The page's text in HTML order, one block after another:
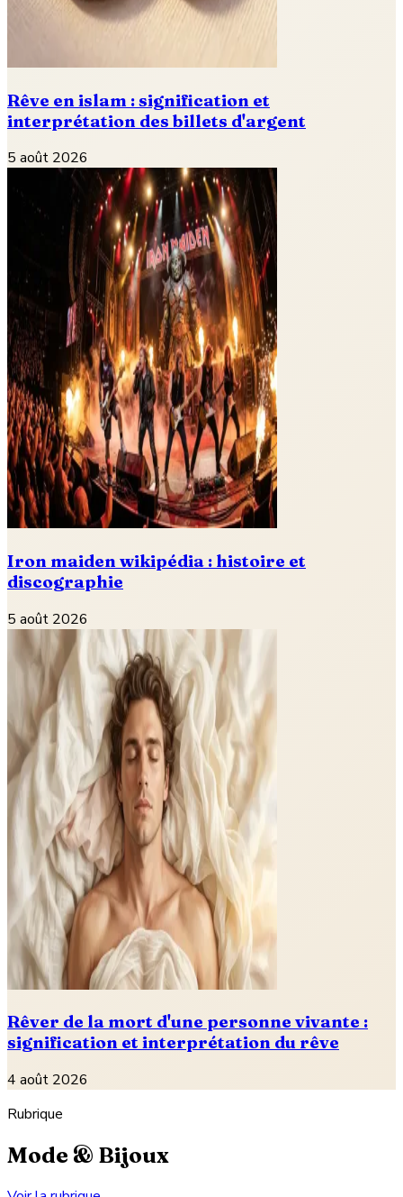
Rêve en islam : signification et
interprétation des billets d'argent
5 août 2026
Iron maiden wikipédia : histoire et
discographie
5 août 2026
Rêver de la mort d'une personne vivante :
signification et interprétation du rêve
4 août 2026
Rubrique
Mode & Bijoux